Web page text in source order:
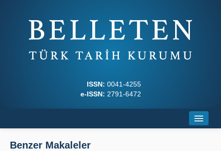
ISSN: 0041-4255
e-ISSN: 2791-6472
Benzer Makaleler